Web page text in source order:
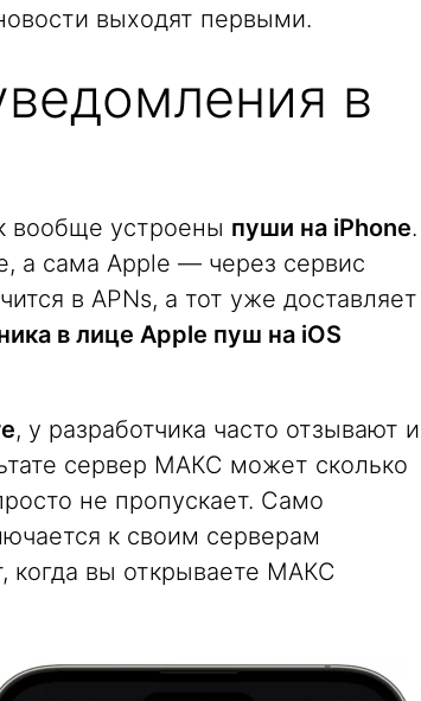
выходят первыми.
в
вообще устроены пуши на iPhone.
а сама Apple — через сервис
в APNs, а тот уже доставляет
в лице Apple пуш на iOS
, у разработчика часто отзывают и
сервер МАКС может сколько
не пропускает. Само
к своим серверам
когда вы открываете МАКС